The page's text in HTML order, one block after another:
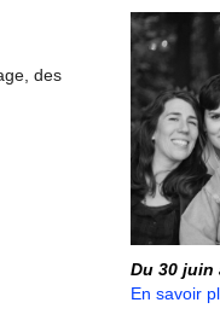
des
Du 30 juin
En savoir